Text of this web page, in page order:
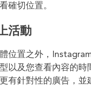
確切位置。
活動
位置之外，
以及您查看內容的時
有針對性的廣告，並